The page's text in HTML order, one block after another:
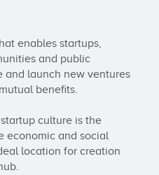
enables startups,
and public
and launch new ventures
benefits.
culture is the
economic and social
location for creation